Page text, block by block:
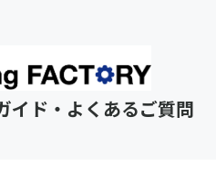
イド・よくあるご質問